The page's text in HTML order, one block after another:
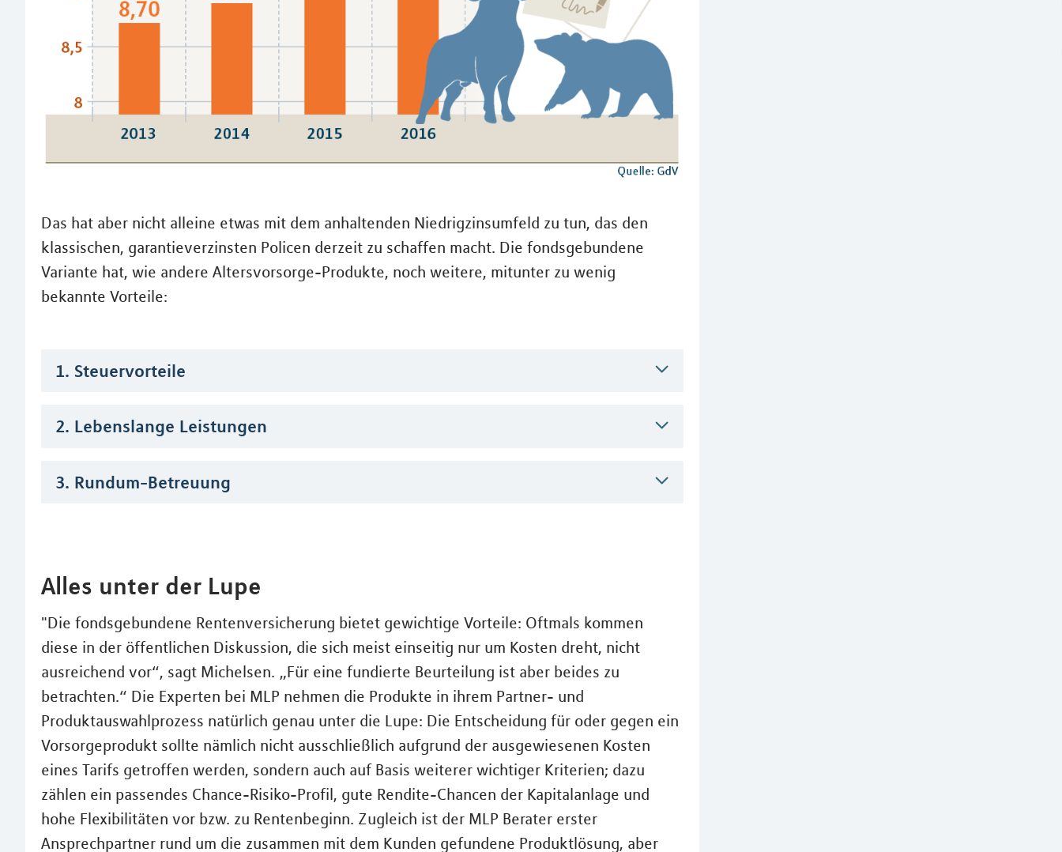
Das hat aber nicht alleine etwas mit dem anhaltenden Niedrigzinsumfeld zu tun, das den
klassischen, garantieverzinsten Policen derzeit zu schaffen macht. Die fondsgebundene
Variante hat, wie andere Altersvorsorge-Produkte, noch weitere, mitunter zu wenig
bekannte Vorteile:
1. Steuervorteile
2. Lebenslange Leistungen
3. Rundum-Betreuung
Alles unter der Lupe
"Die fondsgebundene Rentenversicherung bietet gewichtige Vorteile: Oftmals kommen
diese in der öffentlichen Diskussion, die sich meist einseitig nur um Kosten dreht, nicht
ausreichend vor“, sagt Michelsen. „Für eine fundierte Beurteilung ist aber beides zu
betrachten.“ Die Experten bei MLP nehmen die Produkte in ihrem Partner- und
Produktauswahlprozess natürlich genau unter die Lupe: Die Entscheidung für oder gegen ein
Vorsorgeprodukt sollte nämlich nicht ausschließlich aufgrund der ausgewiesenen Kosten
eines Tarifs getroffen werden, sondern auch auf Basis weiterer wichtiger Kriterien; dazu
zählen ein passendes Chance-Risiko-Profil, gute Rendite-Chancen der Kapitalanlage und
hohe Flexibilitäten vor bzw. zu Rentenbeginn. Zugleich ist der MLP Berater erster
Ansprechpartner rund um die zusammen mit dem Kunden gefundene Produktlösung, aber